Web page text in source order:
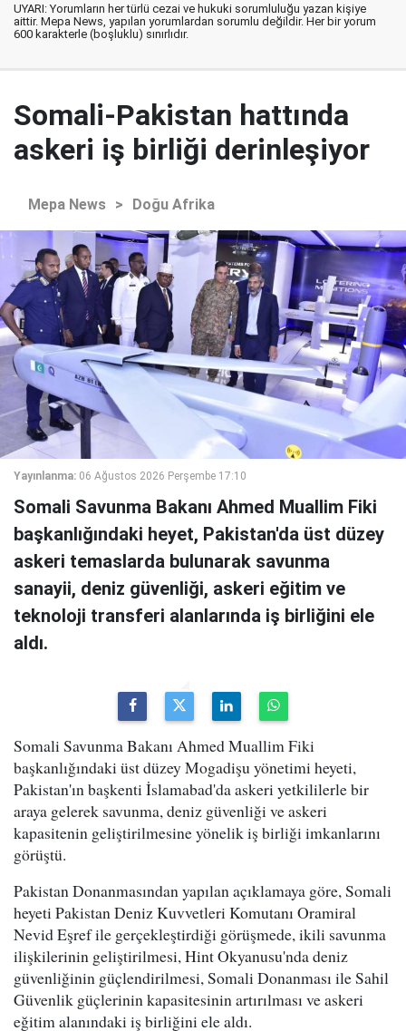
UYARI: Yorumların her türlü cezai ve hukuki sorumluluğu yazan kişiye
aittir. Mepa News, yapılan yorumlardan sorumlu değildir. Her bir yorum
600 karakterle (boşluklu) sınırlıdır.
Somali-Pakistan hattında
askeri iş birliği derinleşiyor
Mepa News > Doğu Afrika
Yayınlanma: 06 Ağustos 2026 Perşembe 17:10
Somali Savunma Bakanı Ahmed Muallim Fiki
başkanlığındaki heyet, Pakistan'da üst düzey
askeri temaslarda bulunarak savunma
sanayii, deniz güvenliği, askeri eğitim ve
teknoloji transferi alanlarında iş birliğini ele
aldı.
Somali Savunma Bakanı Ahmed Muallim Fiki
başkanlığındaki üst düzey Mogadişu yönetimi heyeti,
Pakistan'ın başkenti İslamabad'da askeri yetkililerle bir
araya gelerek savunma, deniz güvenliği ve askeri
kapasitenin geliştirilmesine yönelik iş birliği imkanlarını
görüştü.
Pakistan Donanmasından yapılan açıklamaya göre, Somali
heyeti Pakistan Deniz Kuvvetleri Komutanı Oramiral
Nevid Eşref ile gerçekleştirdiği görüşmede, ikili savunma
ilişkilerinin geliştirilmesi, Hint Okyanusu'nda deniz
güvenliğinin güçlendirilmesi, Somali Donanması ile Sahil
Güvenlik güçlerinin kapasitesinin artırılması ve askeri
eğitim alanındaki iş birliğini ele aldı.